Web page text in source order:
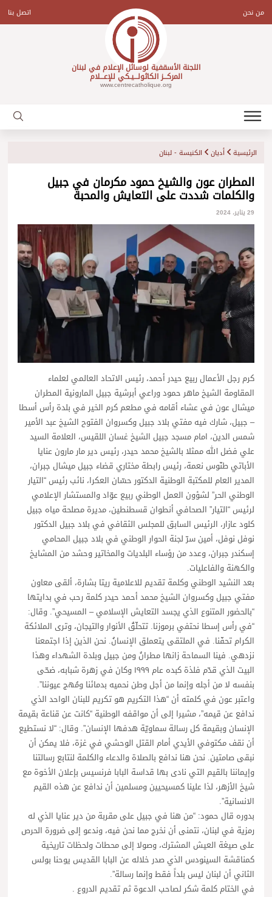
contentمن نحن اتصل بنا
اللجنة الأسقفية لوسائل الإعلام في لبنان
المركـــز الكاثولـــيـكي للإعـــلام
www.centrecatholique.org
الرئيسية أديان الكنيسة - لبنان
المطران عون والشيخ حمود مكرمان في جبيل
والكلمات شددت على التعايش والمحبة
29 يناير، 2024
كرم رجل الأعمال ربيع حيدر أحمد، رئيس الاتحاد العالمي لعلماء
المقاومة الشيخ ماهر حمود وراعي أبرشية جبيل المارونية المطران
ميشال عون في عشاء أقامه في مطعم كرم الخير في بلدة رأس أسطا
– جبيل، شارك فيه مفتي بلاد جبيل وكسروان الفتوح الشيخ عبد الأمير
شمس الدين، امام مسجد جبيل الشيخ غسان اللقيس، العلامة السيد
علي فضل الله ممثلا بالشيخ محمد حيدر، رئيس دير مار مارون عنايا
الأباتي طنّوس نعمة، رئيس رابطة مختاري قضاء جبيل ميشال جبران،
المدير العام للمكتبة الوطنية الدكتور حسّان العكرا، نائب رئيس “التيار
الوطني الحر” لشؤون العمل الوطني ربيع عوّاد والمستشار الإعلامي
لرئيس “التيار” الصحافي أنطوان قسطنطين، مديرة مصلحة مياه جبيل
كلود عازار، الرئيس السابق للمجلس الثقافي في بلاد جبيل الدكتور
نوفل نوفل، أمين سرّ لجنة الحوار الوطني في بلاد جبيل المحامي
إسكندر جبران، وعدد من رؤساء البلديات والمخاتير وحشد من المشايخ
والكهنة والفاعليات.
بعد النشيد الوطني وكلمة تقديم للاعلامية ريتا بشارة، ألقى معاون
مفتي جبيل وكسروان الشيخ محمد أحمد حيدر كلمة رحب في بدايتها
“بالحضور المتنوع الذي يجسد التعايش الإسلامي – المسيحي”. وقال:
“في رأس إسطا نحتفي برموزنا. تتحلّقُ الأنوار والتيجان، وترى الملائكة
الكرام تحفّنا. في الملتقى يتعملق الإنسانُ. نحن الذين إذا اجتمعنا
نزدهي. فينا السماحة زانها مطرانُ ومن جبيل وبلدة الشهداء وهذا
البيت الذي قدّم فلذة كبده عام ١٩٩٩ وكان في زهرة شبابه، ضحّى
بنفسه لا من أجله وإنما من أجل وطن نحميه بدمائنا ومُهج عيوننا”.
واعتبر عون في كلمته أن “هذا التكريم هو تكريم للبنان الواحد الذي
ندافع عن قيمه”، مشيرا إلى أن مواقفه الوطنية “كانت عن قناعة بقيمة
الإنسان وبقيمة كل رسالة سماويّة هدفها الإنسان”. وقال: “لا نستطيع
أن نقف مكتوفي الأيدي أمام القتل الوحشي في غزة، فلا يمكن أن
نبقى صامتين. نحن هنا ندافع بالصلاة والدعاء والكلمة لنتابع رسالتنا
وإيماننا بالقيم التي نادى بها قداسة البابا فرنسيس بإعلان الأخوة مع
شيخ الأزهر، لذا علينا كمسيحيين ومسلمين أن ندافع عن هذه القيم
الانسانية”.
بدوره قال حمود: “من هنا في جبيل على مقربة من دير عنايا الذي له
رمزية في لبنان، نتمنى أن نخرج مما نحن فيه، وندعو إلى ضرورة الحرص
على صيغة العيش المشترك، وصولا إلى محطات ولحظات تاريخية
كمناقشة السينودس الذي صدر خلاله عن البابا القديس يوحنا بولس
الثاني أن لبنان ليس بلداً فقط وإنما رسالة”.
في الختام كلمة شكر لصاحب الدعوة ثم تقديم الدروع .